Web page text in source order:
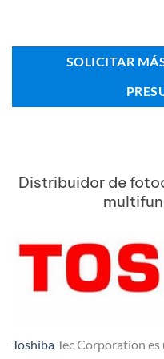
SOLICITAR
Distribuidor de
ToshibaTec Corporation es